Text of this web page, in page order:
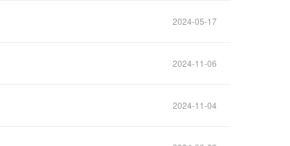
2024-05-17
2024-11-06
2024-11-04